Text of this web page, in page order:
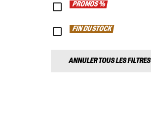
PROMOS %
FIN DU STOCK
ANNULER TOUS LES FILTRES